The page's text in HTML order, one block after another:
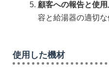
顧客への報告と使
容と給湯器の適切な
使用した機材